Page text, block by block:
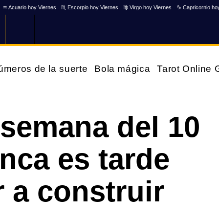
♒ Acuario hoy Viernes ♏ Escorpio hoy Viernes ♍ Virgo hoy Viernes ♑ Capricornio
de la suerte Bola mágica Tarot Online
del 10
es tarde
a construir